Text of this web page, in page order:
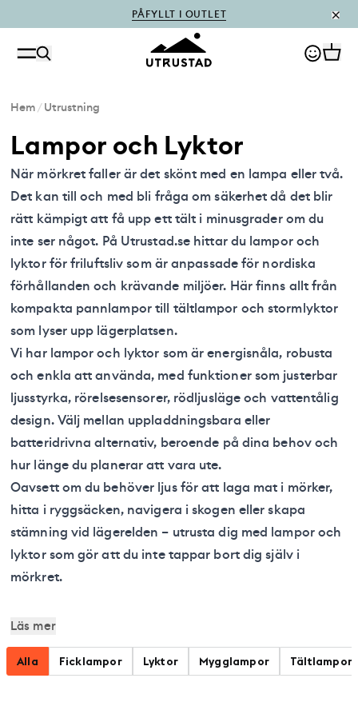
PÅFYLLT I OUTLET
Hem/Utrustning
Lampor och Lyktor
När mörkret faller är det skönt med en lampa eller två.
Det kan till och med bli fråga om säkerhet då det blir
rätt kämpigt att få upp ett tält i minusgrader om du
inte ser något. På Utrustad.se hittar du lampor och
lyktor för friluftsliv som är anpassade för nordiska
förhållanden och krävande miljöer. Här finns allt från
kompakta pannlampor till tältlampor och stormlyktor
som lyser upp lägerplatsen.
Vi har lampor och lyktor som är energisnåla, robusta
och enkla att använda, med funktioner som justerbar
ljusstyrka, rörelsesensorer, rödljusläge och vattentålig
design. Välj mellan uppladdningsbara eller
batteridrivna alternativ, beroende på dina behov och
hur länge du planerar att vara ute.
Oavsett om du behöver ljus för att laga mat i mörker,
hitta i ryggsäcken, navigera i skogen eller skapa
stämning vid lägerelden – utrusta dig med lampor och
lyktor som gör att du inte tappar bort dig själv i
mörkret.
Läs mer
Alla Ficklampor Lyktor Mygglampor Tältlampor